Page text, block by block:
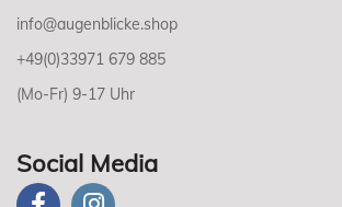
info@augenblicke.shop
+49(0)33971 679 885
(Mo-Fr) 9-17 Uhr
Social Media